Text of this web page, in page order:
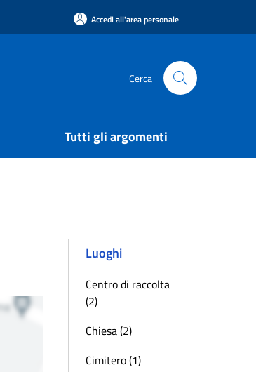
Accedi all'area personale
Cerca
Tutti gli argomenti
Luoghi
Centro di raccolta
(2)
Chiesa (2)
Cimitero (1)